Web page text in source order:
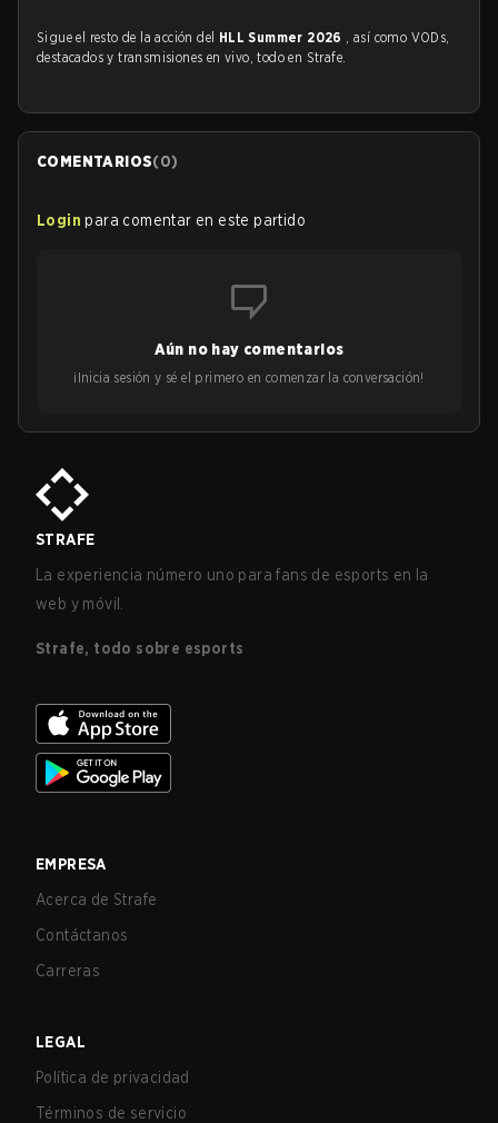
Sigue el resto de la acción del HLL Summer 2026 , así como VODs,
destacados y transmisiones en vivo, todo en Strafe.
COMENTARIOS(0)
Login para comentar en este partido
Aún no hay comentarios
¡Inicia sesión y sé el primero en comenzar la conversación!
STRAFE
La experiencia número uno para fans de esports en la
web y móvil.
Strafe, todo sobre esports
EMPRESA
Acerca de Strafe
Contáctanos
Carreras
LEGAL
Política de privacidad
Términos de servicio